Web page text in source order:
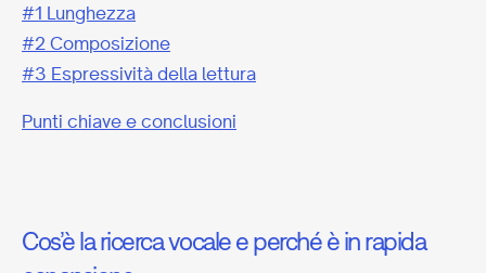
#1 Lunghezza
#2 Composizione
#3 Espressività della lettura
Punti chiave e conclusioni
Cos’è la ricerca vocale e perché è in rapida